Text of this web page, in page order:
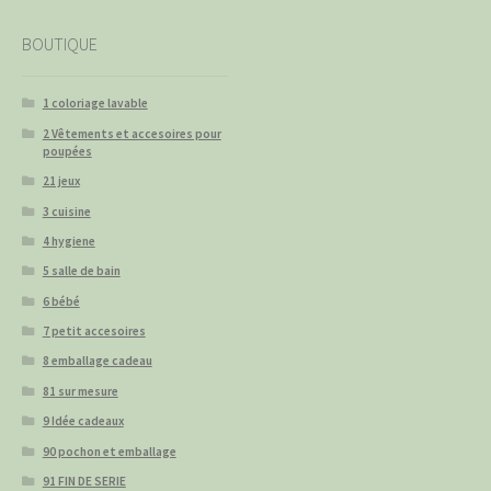
BOUTIQUE
1 coloriage lavable
2 Vêtements et accesoires pour
poupées
21 jeux
3 cuisine
4 hygiene
5 salle de bain
6 bébé
7 petit accesoires
8 emballage cadeau
81 sur mesure
9 Idée cadeaux
90 pochon et emballage
91 FIN DE SERIE